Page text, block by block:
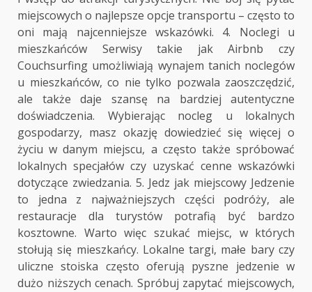
miejscowych o najlepsze opcje transportu – często to
oni mają najcenniejsze wskazówki. 4. Noclegi u
mieszkańców Serwisy takie jak Airbnb czy
Couchsurfing umożliwiają wynajem tanich noclegów
u mieszkańców, co nie tylko pozwala zaoszczędzić,
ale także daje szansę na bardziej autentyczne
doświadczenia. Wybierając nocleg u lokalnych
gospodarzy, masz okazję dowiedzieć się więcej o
życiu w danym miejscu, a często także spróbować
lokalnych specjałów czy uzyskać cenne wskazówki
dotyczące zwiedzania. 5. Jedz jak miejscowy Jedzenie
to jedna z najważniejszych części podróży, ale
restauracje dla turystów potrafią być bardzo
kosztowne. Warto więc szukać miejsc, w których
stołują się mieszkańcy. Lokalne targi, małe bary czy
uliczne stoiska często oferują pyszne jedzenie w
dużo niższych cenach. Spróbuj zapytać miejscowych,